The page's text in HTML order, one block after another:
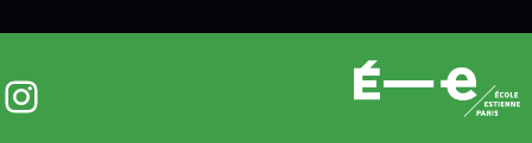
Instagram